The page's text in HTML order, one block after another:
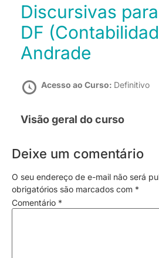
Discursivas para a SEDES
DF
Andrade
Acesso ao Curso: Definitivo
Visão geral do curso
Deixe um comentário
O seu endereço de e-mail não será
obrigatórios são marcados com *
Comentário *